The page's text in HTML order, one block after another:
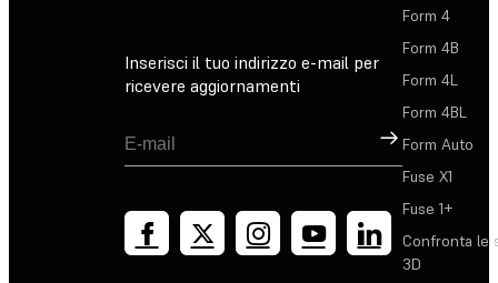
Inserisci il tuo indirizzo e-mail per
ricevere aggiornamenti
Registrati
Form 4
Form 4B
Form 4L
Form 4BL
Form Auto
Fuse X1
Fuse 1+
Confronta le
3D